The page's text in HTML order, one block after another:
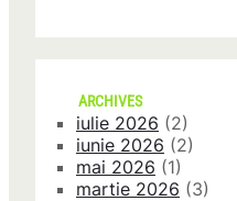
ARCHIVES
iulie 2026 (2)
iunie 2026 (2)
mai 2026 (1)
martie 2026 (3)